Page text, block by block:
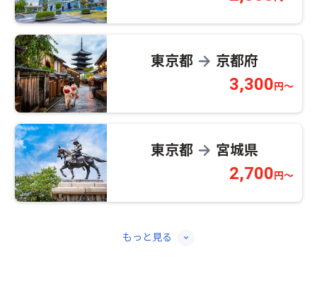
東京都 → 京都府
3,300円～
東京都 → 宮城県
2,700円～
もっと見る